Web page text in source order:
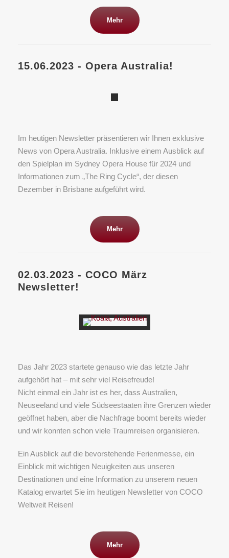
Mehr
15.06.2023 - Opera Australia!
Im heutigen Newsletter präsentieren wir Ihnen exklusive
News von Opera Australia. Inklusive einem Ausblick auf
den Spielplan im Sydney Opera House für 2024 und
Informationen zum „The Ring Cycle“, der diesen
Dezember in Brisbane aufgeführt wird.
Mehr
02.03.2023 - COCO März
Newsletter!
Das Jahr 2023 startete genauso wie das letzte Jahr
aufgehört hat – mit sehr viel Reisefreude!
Nicht einmal ein Jahr ist es her, dass Australien,
Neuseeland und viele Südseestaaten ihre Grenzen wieder
geöffnet haben, aber die Nachfrage boomt bereits wieder
und wir konnten schon viele Traumreisen organisieren.
Ein Ausblick auf die bevorstehende Ferienmesse, ein
Einblick mit wichtigen Neuigkeiten aus unseren
Destinationen und eine Information zu unserem neuen
Katalog erwartet Sie im heutigen Newsletter von COCO
Weltweit Reisen!
Mehr